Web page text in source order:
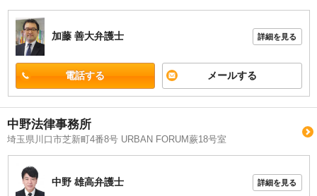
加藤 善大弁護士 詳細を見る
電話する メールする
中野法律事務所
埼玉県川口市芝新町4番8号 URBAN FORUM蕨18号室
中野 雄高弁護士 詳細を見る